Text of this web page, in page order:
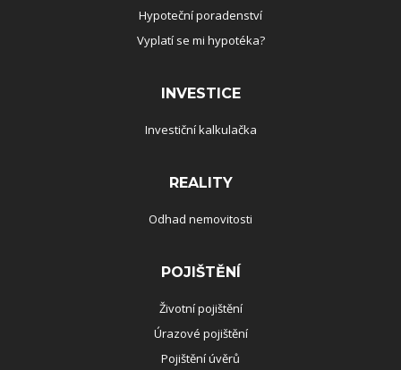
Hypoteční poradenství
Vyplatí se mi hypotéka?
INVESTICE
Investiční kalkulačka
REALITY
Odhad nemovitosti
POJIŠTĚNÍ
Životní pojištění
Úrazové pojištění
Pojištění úvěrů